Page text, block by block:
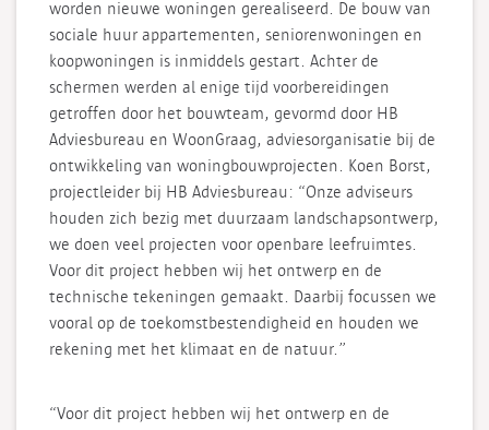
worden nieuwe woningen gerealiseerd. De bouw van
sociale huur appartementen, seniorenwoningen en
koopwoningen is inmiddels gestart. Achter de
schermen werden al enige tijd voorbereidingen
getroffen door het bouwteam, gevormd door HB
Adviesbureau en WoonGraag, adviesorganisatie bij de
ontwikkeling van woningbouwprojecten. Koen Borst,
projectleider bij HB Adviesbureau: “Onze adviseurs
houden zich bezig met duurzaam landschapsontwerp,
we doen veel projecten voor openbare leefruimtes.
Voor dit project hebben wij het ontwerp en de
technische tekeningen gemaakt. Daarbij focussen we
vooral op de toekomstbestendigheid en houden we
rekening met het klimaat en de natuur.”
“Voor dit project hebben wij het ontwerp en de